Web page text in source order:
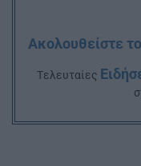
Ακολουθείστε
Tελευταίες